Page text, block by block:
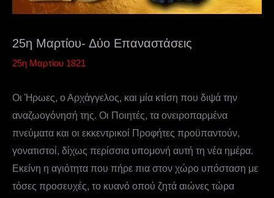
25η Μαρτίου- Δύο Επαναστάσεις
25η Μαρτίου 1821
Οι Ήρωες, ο Αρχάγγελος, και μία κτίση που διψά την
αναζωογόνησή της. Οι Ποιητές, τα ονειροπαρμένα
πνεύματα και οι εκκεντρικοί Προφήτες προϋπαντούν,
γονατιστοί, δίχως περίσσια υπομονή αυτή τη νέα ημέρα.
Εκείνη η αγιότητα που πήρε πια στον χώρο υπόσταση με
τόσες προσευχές, το κυανό οπού ζητά αιώνες τώρα